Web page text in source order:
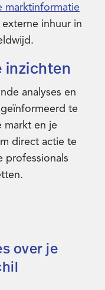
marktinformatie
inhuur in
inzichten
analyses en
te
markt en je
direct actie te
professionals
over je